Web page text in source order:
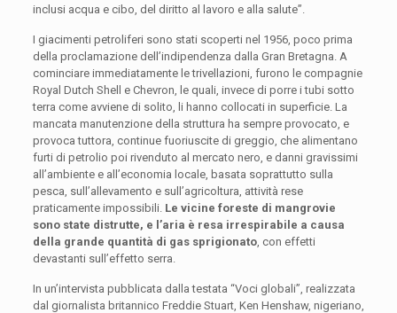
inclusi acqua e cibo, del diritto al lavoro e alla salute”.
I giacimenti petroliferi sono stati scoperti nel 1956, poco prima
della proclamazione dell’indipendenza dalla Gran Bretagna. A
cominciare immediatamente le trivellazioni, furono le compagnie
Royal Dutch Shell e Chevron, le quali, invece di porre i tubi sotto
terra come avviene di solito, li hanno collocati in superficie. La
mancata manutenzione della struttura ha sempre provocato, e
provoca tuttora, continue fuoriuscite di greggio, che alimentano
furti di petrolio poi rivenduto al mercato nero, e danni gravissimi
all’ambiente e all’economia locale, basata soprattutto sulla
pesca, sull’allevamento e sull’agricoltura, attività rese
praticamente impossibili. Le vicine foreste di mangrovie
sono state distrutte, e l’aria è resa irrespirabile a causa
della grande quantità di gas sprigionato, con effetti
devastanti sull’effetto serra.
In un’intervista pubblicata dalla testata “Voci globali”, realizzata
dal giornalista britannico Freddie Stuart, Ken Henshaw, nigeriano,